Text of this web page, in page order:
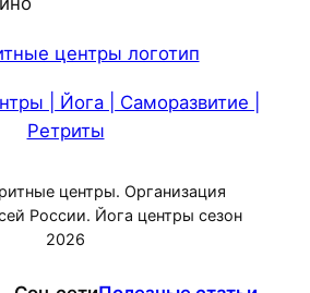
| Йога | Саморазвитие |
Ретриты
центры. Организация
России. Йога центры сезон
2026